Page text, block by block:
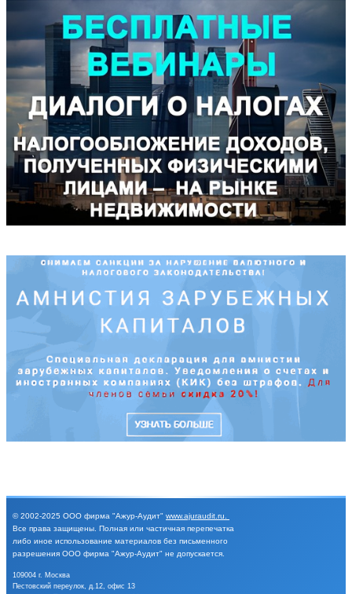
© 2002-2025 ООО фирма "Ажур-Аудит" www.ajuraudit.ru.
Все права защищены. Полная или частичная перепечатка
либо иное использование материалов без письменного
разрешения ООО фирма "Ажур-Аудит" не допускается.
109004 г. Москва
Пестовский переулок, д.12, офис 13